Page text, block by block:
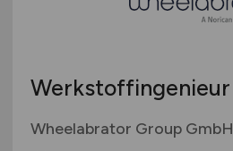
Werkstoffingenieur
Wheelabrator Group GmbH